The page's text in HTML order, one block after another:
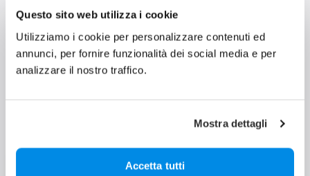
Questo sito web utilizza i cookie
Utilizziamo i cookie per personalizzare contenuti ed
annunci, per fornire funzionalità dei social media e per
analizzare il nostro traffico.
Mostra dettagli
Accetta tutti
Area Download